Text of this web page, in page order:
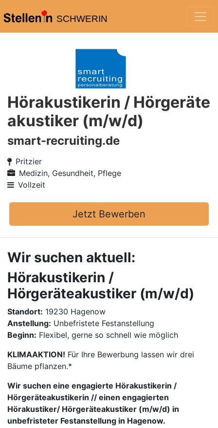
SCHWERIN
Hörakustikerin / Hörgeräte
akustiker (m/w/d)
smart-recruiting.de
Pritzier
Medizin, Gesundheit, Pflege
Vollzeit
Jetzt Bewerben
Wir suchen aktuell:
Hörakustikerin /
Hörgeräteakustiker (m/w/d)
Standort: 19230 Hagenow
Anstellung: Unbefristete Festanstellung
Beginn: Flexibel, gerne so schnell wie möglich
KLIMAAKTION! Für Ihre Bewerbung lassen wir drei
Bäume pflanzen.*
Wir suchen eine engagierte Hörakustikerin /
Hörgeräteakustikerin // einen engagierten
Hörakustiker/ Hörgeräteakustiker (m/w/d) in
unbefristeter Festanstellung in Hagenow.